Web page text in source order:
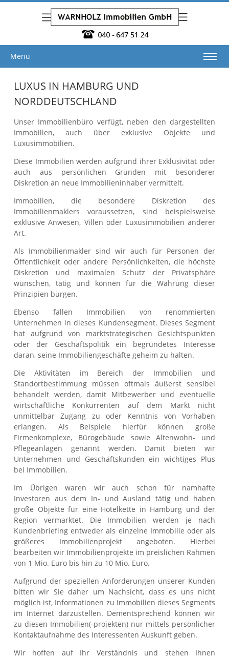
Menü
LUXUS IN HAMBURG UND
NORDDEUTSCHLAND
Unser Immobilienbüro verfügt, neben den dargestellten
Immobilien, auch über exklusive Objekte und
Luxusimmobilien.
Diese Immobilien werden aufgrund ihrer Exklusivität oder
auch aus persönlichen Gründen mit besonderer
Diskretion an neue Immobilieninhaber vermittelt.
Immobilien, die besondere Diskretion des
Immobilienmaklers voraussetzen, sind beispielsweise
exklusive Anwesen, Villen oder Luxusimmobilien anderer
Art.
Als Immobilienmakler sind wir auch für Personen der
Öffentlichkeit oder andere Persönlichkeiten, die höchste
Diskretion und maximalen Schutz der Privatsphäre
wünschen, tätig und können für die Wahrung dieser
Prinzipien bürgen.
Ebenso fallen Immobilien von renommierten
Unternehmen in dieses Kundensegment. Dieses Segment
hat aufgrund von marktstrategischen Gesichtspunkten
oder der Geschäftspolitik ein begründetes Interesse
daran, seine Immobiliengeschäfte geheim zu halten.
Die Aktivitäten im Bereich der Immobilien und
Standortbestimmung müssen oftmals äußerst sensibel
behandelt werden, damit Mitbewerber und eventuelle
wirtschaftliche Konkurrenten auf dem Markt nicht
unmittelbar Zugang zu oder Kenntnis von Vorhaben
erlangen. Als Beispiele hierfür können große
Firmenkomplexe, Bürogebäude sowie Altenwohn- und
Pflegeanlagen genannt werden. Damit bieten wir
Unternehmen und Geschäftskunden ein wichtiges Plus
bei Immobilien.
Im Übrigen waren wir auch schon für namhafte
Investoren aus dem In- und Ausland tätig und haben
große Objekte für eine Hotelkette in Hamburg und der
Region vermarktet. Die Immobilien werden je nach
Kundenbriefing entweder als einzelne Immobilie oder als
größeres Immobilienprojekt angeboten. Hierbei
bearbeiten wir Immobilienprojekte im preislichen Rahmen
von 1 Mio. Euro bis hin zu 10 Mio. Euro.
Aufgrund der speziellen Anforderungen unserer Kunden
bitten wir Sie daher um Nachsicht, dass es uns nicht
möglich ist, Informationen zu Immobilien dieses Segments
im Internet darzustellen. Dementsprechend können wir
zu diesen Immobilien(-projekten) nur mittels persönlicher
Kontaktaufnahme des Interessenten Auskunft geben.
Wir hoffen auf Ihr Verständnis und stehen Ihnen